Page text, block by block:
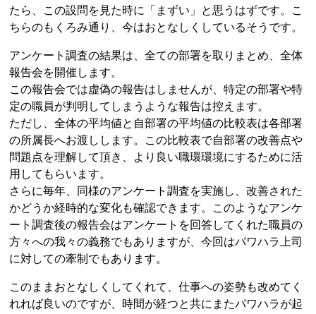
たら、この設問を見た時に「まずい」と思うはずです。こ
ちらのもくろみ通り、今はおとなしくしているそうです。
アンケート調査の結果は、全ての部署を取りまとめ、全体
報告会を開催します。
この報告会では虚偽の報告はしませんが、特定の部署や特
定の職員が判明してしまうような報告は控えます。
ただし、全体の平均値と自部署の平均値の比較表は各部署
の所属長へお渡しします。この比較表で自部署の改善点や
問題点を理解して頂き、より良い職環環境にするために活
用してもらいます。
さらに毎年、同様のアンケート調査を実施し、改善された
かどうか経時的な変化も確認できます。このようなアンケ
ート調査後の報告会はアンケートを回答してくれた職員の
方々への我々の義務でもありますが、今回はパワハラ上司
に対しての牽制でもあります。
このままおとなしくしてくれて、仕事への姿勢も改めてく
れれば良いのですが、時間が経つと共にまたパワハラが起